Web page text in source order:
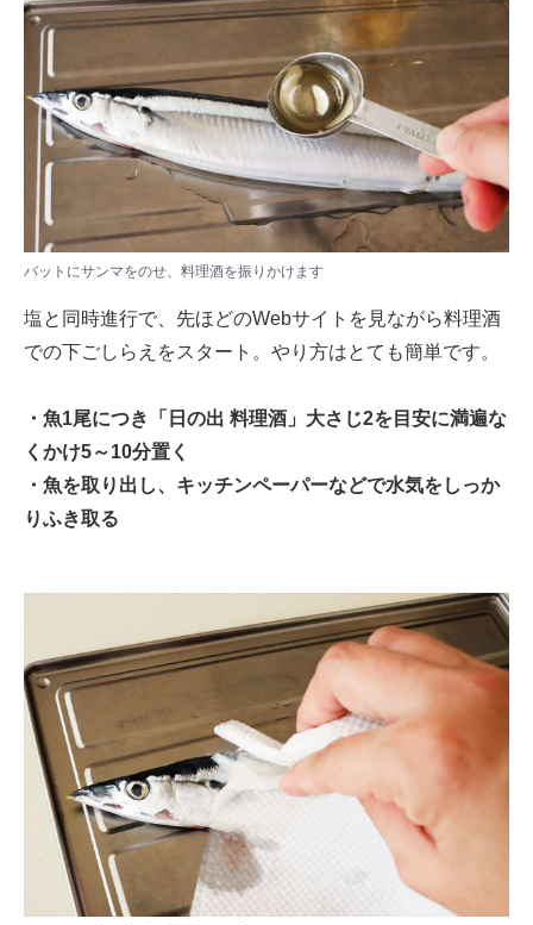
バットにサンマをのせ、料理酒を振りかけます
塩と同時進行で、先ほどのWebサイトを見ながら料理酒
での下ごしらえをスタート。やり方はとても簡単です。
・魚1尾につき「日の出 料理酒」大さじ2を目安に満遍な
くかけ5～10分置く
・魚を取り出し、キッチンペーパーなどで水気をしっか
りふき取る